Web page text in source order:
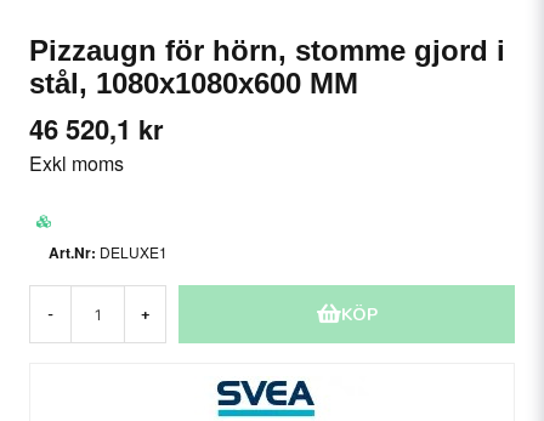
Pizzaugn för hörn, stomme gjord i
stål, 1080x1080x600 MM
46 520,1 kr
Exkl moms
DELUXE1
- + KÖP